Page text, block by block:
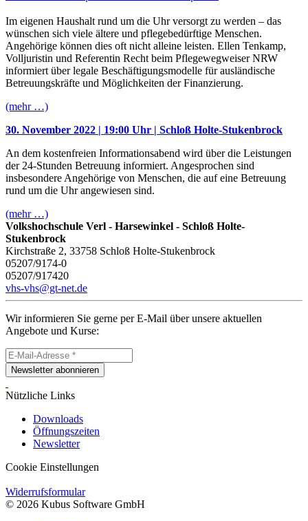
Im eigenen Haushalt rund um die Uhr versorgt zu werden – das
wünschen sich viele ältere und pflegebedürftige Menschen.
Angehörige können dies oft nicht alleine leisten. Ellen Tenkamp,
Volljuristin und Referentin Recht beim Pflegewegweiser NRW
informiert über legale Beschäftigungsmodelle für ausländische
Betreuungskräfte und Möglichkeiten der Finanzierung.
(mehr …)
30. November 2022 | 19:00 Uhr | Schloß Holte-Stukenbrock
An dem kostenfreien Informationsabend wird über die Leistungen
der 24-Stunden Betreuung informiert. Angesprochen sind
insbesondere Angehörige von Menschen, die auf eine Betreuung
rund um die Uhr angewiesen sind.
(mehr …)
Volkshochschule Verl - Harsewinkel - Schloß Holte-
Stukenbrock
Kirchstraße 2, 33758 Schloß Holte-Stukenbrock
05207/9174-0
05207/917420
vhs-vhs@gt-net.de
Wir informieren Sie gerne per E-Mail über unsere aktuellen
Angebote und Kurse:
Newsletter abonnieren
Nützliche Links
Downloads
Öffnungszeiten
Newsletter
Cookie Einstellungen
Widerrufsformular
© 2026 Kubus Software GmbH